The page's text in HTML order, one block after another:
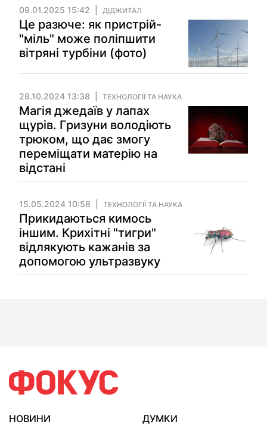
09.01.2025 15:42 ДІДЖИТАЛ
Це разюче: як пристрій-
"міль" може поліпшити
вітряні турбіни (фото)
28.10.2024 13:38 ТЕХНОЛОГІЇ ТА НАУКА
Магія джедаїв у лапах
щурів. Гризуни володіють
трюком, що дає змогу
переміщати матерію на
відстані
15.05.2024 10:58 ТЕХНОЛОГІЇ ТА НАУКА
Прикидаються кимось
іншим. Крихітні "тигри"
відлякують кажанів за
допомогою ультразвуку
НОВИНИ
ДУМКИ